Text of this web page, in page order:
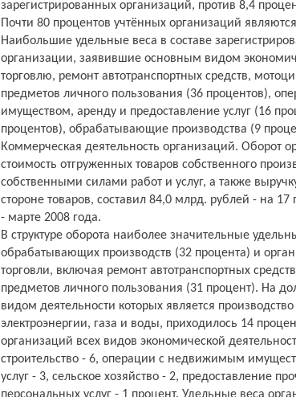
зарегистрированных организаций, против 8,4
Почти 80 процентов учтённых организаций
Наибольшие удельные веса в составе
организации, заявившие основным видом
торговлю, ремонт автотранспортных средств,
предметов личного пользования (36 процентов),
имуществом, аренду и предоставление услуг (16
процентов), обрабатывающие производства (9
Коммерческая деятельность организаций. Оборот
стоимость отгруженных товаров собственного
собственными силами работ и услуг, а также
стороне товаров, составил 84,0 млрд. рублей - на
- марте 2008 года.
В структуре оборота наиболее значительные
обрабатывающих производств (32 процента) и
торговли, включая ремонт автотранспортных
предметов личного пользования (31 процент). На
видом деятельности которых является
электроэнергии, газа и воды, приходилось 14
организаций всех видов экономической
строительство - 6, операции с недвижимым
услуг - 3, сельское хозяйство - 2, предоставление